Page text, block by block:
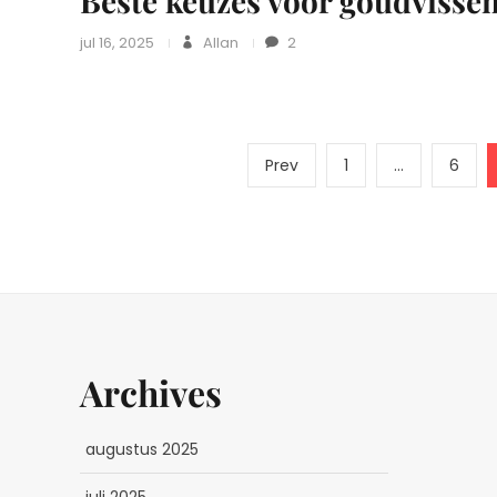
jul 16, 2025 Allan 2
PrevPrevious
page
Page
1 … Page
6
Archives
augustus 2025